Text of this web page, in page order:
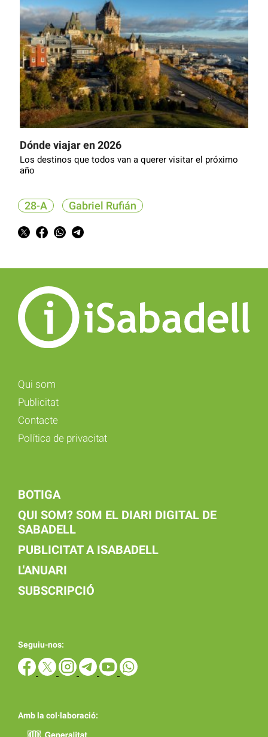
Dónde viajar en 2026
Los destinos que todos van a querer visitar el próximo
año
28-A Gabriel Rufián
Qui som
Publicitat
Contacte
Política de privacitat
BOTIGA
QUI SOM? SOM EL DIARI DIGITAL DE
SABADELL
PUBLICITAT A ISABADELL
L'ANUARI
SUBSCRIPCIÓ
Seguiu-nos:
Amb la col·laboració: